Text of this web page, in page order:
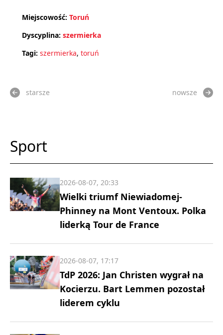
Miejscowość: Toruń
Dyscyplina: szermierka
Tagi: szermierka, toruń
starsze nowsze
Sport
Wielki triumf Niewiadomej-
Phinney na Mont Ventoux. Polka
liderką Tour de France
2026-08-07, 20:33
TdP 2026: Jan Christen wygrał na
Kocierzu. Bart Lemmen pozostał
liderem cyklu
2026-08-07, 17:17